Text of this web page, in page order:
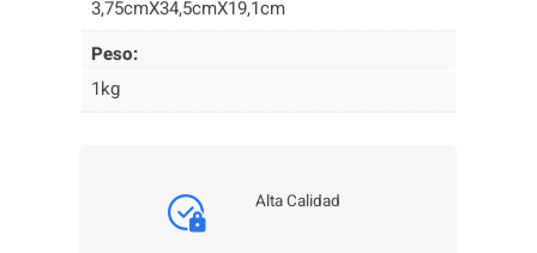
3,75cmX34,5cmX19,1cm
Peso:
1kg
Alta Calidad